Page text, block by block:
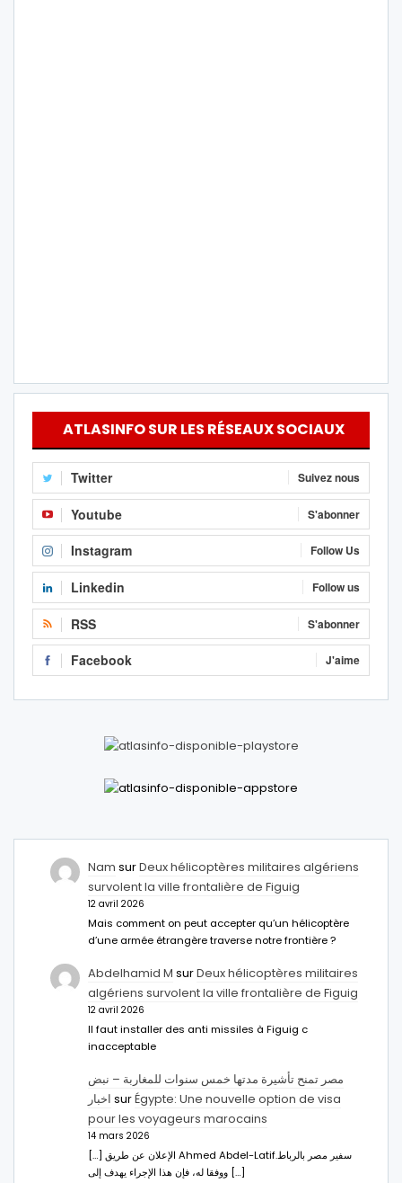
ATLASINFO SUR LES RÉSEAUX SOCIAUX
Twitter Suivez nous
Youtube S'abonner
Instagram Follow Us
Linkedin Follow us
RSS S'abonner
Facebook J'aime
Nam surDeux hélicoptères militaires algériens
survolent la ville frontalière de Figuig
12 avril 2026
Mais comment on peut accepter qu’un hélicoptère
d’une armée étrangère traverse notre frontière ?
Abdelhamid M surDeux hélicoptères militaires
algériens survolent la ville frontalière de Figuig
12 avril 2026
Il faut installer des anti missiles à Figuig c
inacceptable
مصر تمنح تأشيرة مدتها خمس سنوات للمغاربة – نبض
اخبار surÉgypte: Une nouvelle option de visa
pour les voyageurs marocains
14 mars 2026
[…] الإعلان عن طريق Ahmed Abdel-Latifسفير مصر بالرباط.
ووفقا له، فإن هذا الإجراء يهدف إلى […]